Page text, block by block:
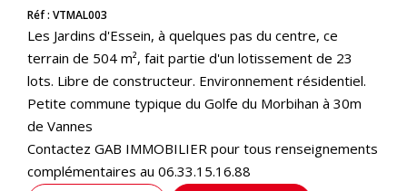
Réf : VTMAL003
Les Jardins d'Essein, à quelques pas du centre, ce
terrain de 504 m², fait partie d'un lotissement de 23
lots. Libre de constructeur. Environnement résidentiel.
Petite commune typique du Golfe du Morbihan à 30m
de Vannes
Contactez GAB IMMOBILIER pour tous renseignements
complémentaires au 06.33.15.16.88